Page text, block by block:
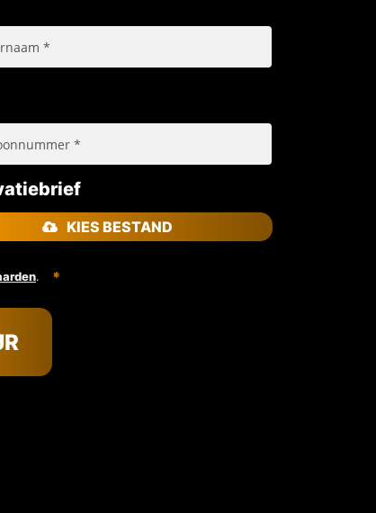
KIES BESTAND
.